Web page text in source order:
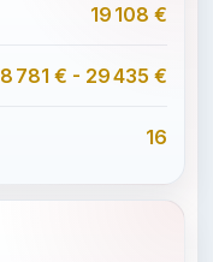
19 108 €
8 781 € - 29 435 €
16